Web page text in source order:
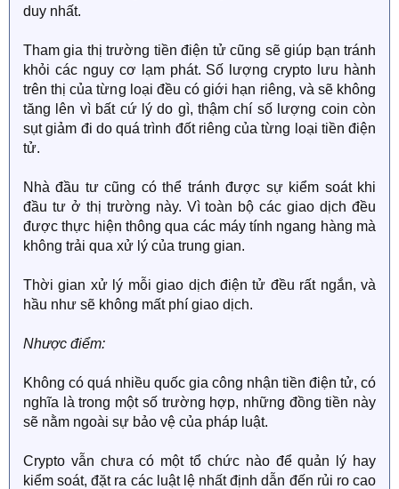
duy nhất.
Tham gia thị trường tiền điện tử cũng sẽ giúp bạn tránh
khỏi các nguy cơ lạm phát. Số lượng crypto lưu hành
trên thị của từng loại đều có giới hạn riêng, và sẽ không
tăng lên vì bất cứ lý do gì, thậm chí số lượng coin còn
sụt giảm đi do quá trình đốt riêng của từng loại tiền điện
tử.
Nhà đầu tư cũng có thể tránh được sự kiểm soát khi
đầu tư ở thị trường này. Vì toàn bộ các giao dịch đều
được thực hiện thông qua các máy tính ngang hàng mà
không trải qua xử lý của trung gian.
Thời gian xử lý mỗi giao dịch điện tử đều rất ngắn, và
hầu như sẽ không mất phí giao dịch.
Nhược điểm:
Không có quá nhiều quốc gia công nhận tiền điện tử, có
nghĩa là trong một số trường hợp, những đồng tiền này
sẽ nằm ngoài sự bảo vệ của pháp luật.
Crypto vẫn chưa có một tổ chức nào để quản lý hay
kiểm soát, đặt ra các luật lệ nhất định dẫn đến rủi ro cao